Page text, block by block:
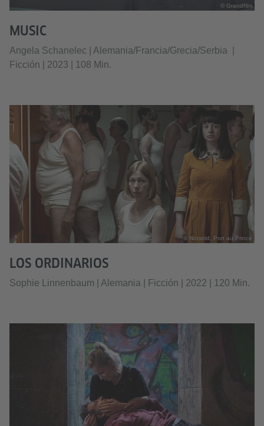
© Grandfilm
MUSIC
Angela Schanelec | Alemania/Francia/Grecia/Serbia |
Ficción | 2023 | 108 Min.
© Notsold, Port au Prince
LOS ORDINARIOS
Sophie Linnenbaum | Alemania | Ficción | 2022 | 120 Min.